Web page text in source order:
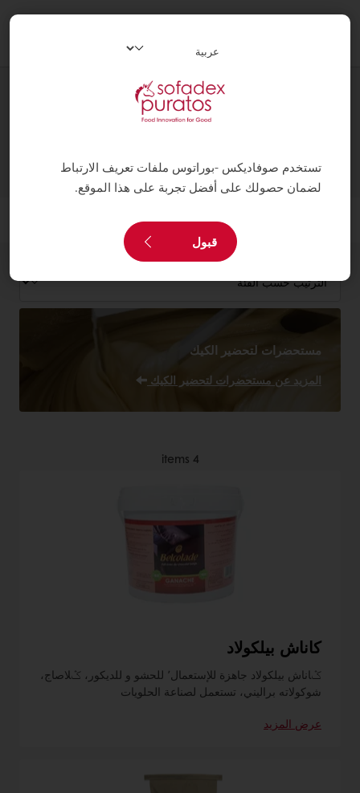
مستحضرات لتحضير الكيك
المزيد عن مستحضرات لتحضير الكيك
4
كاناش بيلكولاد
ݣاناش بيلكولاد جاهزة للإستعمال٬ للحشو و للديكور، ݣلاصاج،
شوكولاته براليني، تستعمل لصناعة الحلويات
عرض المزيد
تستخدم صوفاديكس -بوراتوس ملفات تعريف الارتباط
لضمان حصولك على أفضل تجربة على هذا الموقع.
قبول